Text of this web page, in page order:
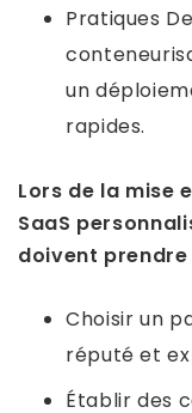
Pratiques
un
rapides.
Lors de la mise
SaaS
doivent
Choisir un
réputé et
Établir des